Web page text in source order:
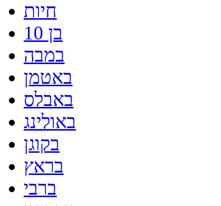
חיות
בן 10
במבה
באטמן
באבלס
באולינג
בקוגן
בראץ
ברבי